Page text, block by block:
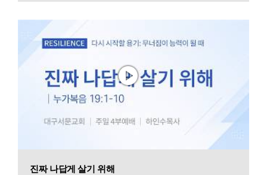
진짜 나답게 살기 위해